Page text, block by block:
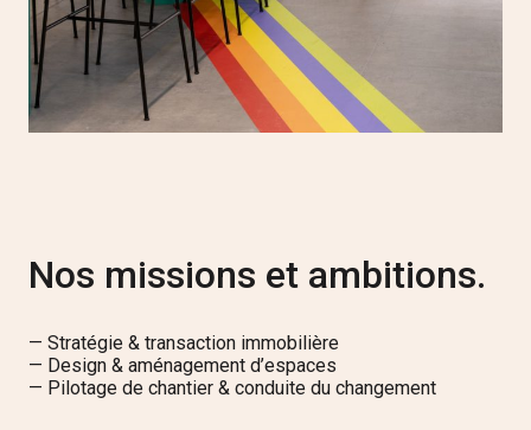
Nos missions et ambitions.
— Stratégie & transaction immobilière
— Design & aménagement d’espaces
— Pilotage de chantier & conduite du changement